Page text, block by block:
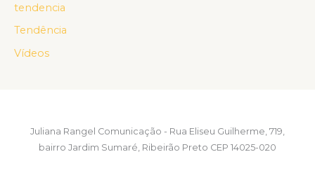
tendencia
Tendência
Vídeos
Juliana Rangel Comunicação - Rua Eliseu Guilherme, 719,
bairro Jardim Sumaré, Ribeirão Preto CEP 14025-020